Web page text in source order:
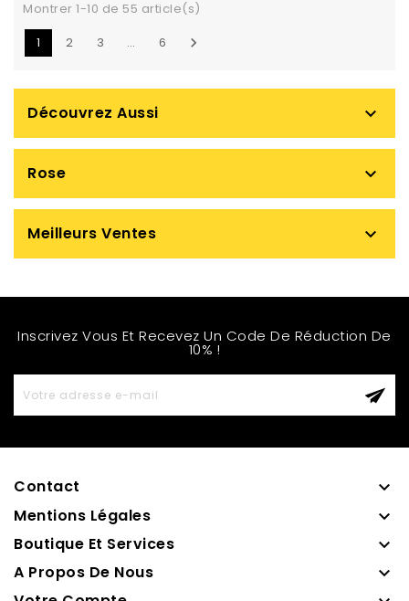
Montrer 1-10 de 55 article(s)
1
2 3 … 6 
Découvrez Aussi 
Rose 
Meilleurs Ventes 
Inscrivez Vous Et Recevez Un Code De Réduction De
10% !
Contact 
Mentions Légales 
Boutique Et Services 
A Propos De Nous 